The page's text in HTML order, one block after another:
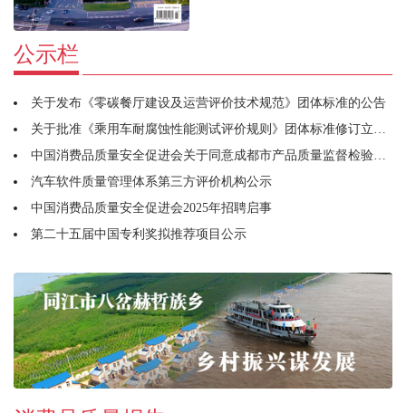
公示栏
关于发布《零碳餐厅建设及运营评价技术规范》团体标准的公告
关于批准《乘用车耐腐蚀性能测试评价规则》团体标准修订立项的通知
中国消费品质量安全促进会关于同意成都市产品质量监督检验研究院牵头筹建宠物用品工作委员会的函
汽车软件质量管理体系第三方评价机构公示
中国消费品质量安全促进会2025年招聘启事
第二十五届中国专利奖拟推荐项目公示